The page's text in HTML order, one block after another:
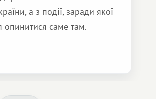
а з події, заради якої
опинитися саме там.